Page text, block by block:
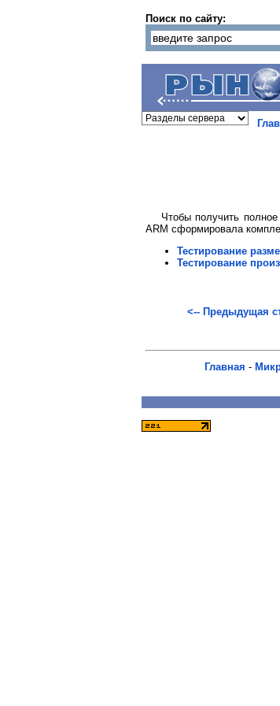
Поиск по сайту:
Чтобы получить
ARM сформировала
Тестирование
Тестирование
<-- Предыдущая
Главная -